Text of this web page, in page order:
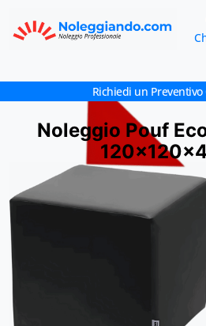
Richiedi un
Noleggio Pouf